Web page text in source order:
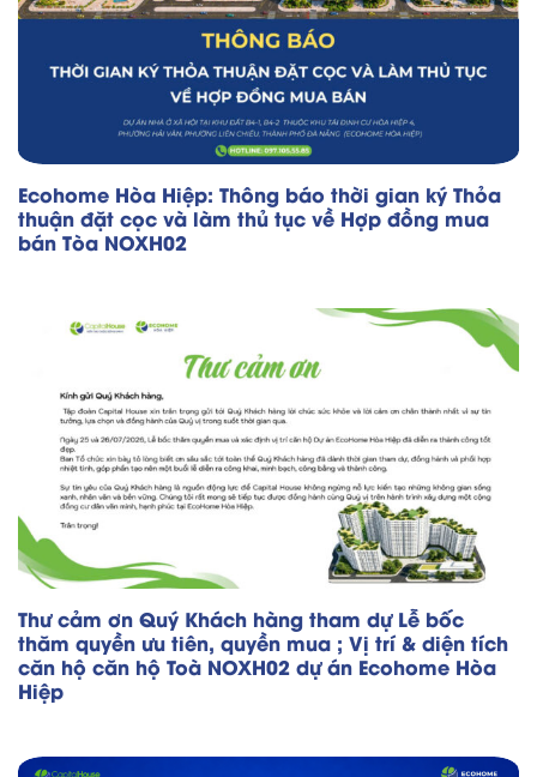
Ecohome Hòa Hiệp: Thông báo thời gian ký Thỏa
thuận đặt cọc và làm thủ tục về Hợp đồng mua
bán Tòa NOXH02
Thư cảm ơn Quý Khách hàng tham dự Lễ bốc
thăm quyền ưu tiên, quyền mua ; Vị trí & diện tích
căn hộ căn hộ Toà NOXH02 dự án Ecohome Hòa
Hiệp